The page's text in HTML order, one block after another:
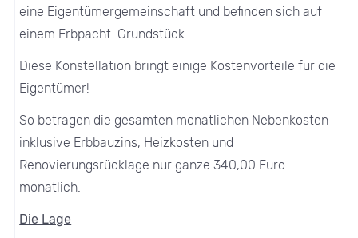
eine Eigentümergemeinschaft und befinden sich auf
einem Erbpacht-Grundstück.
Diese Konstellation bringt einige Kostenvorteile für die
Eigentümer!
So betragen die gesamten monatlichen Nebenkosten
inklusive Erbbauzins, Heizkosten und
Renovierungsrücklage nur ganze 340,00 Euro
monatlich.
Die Lage